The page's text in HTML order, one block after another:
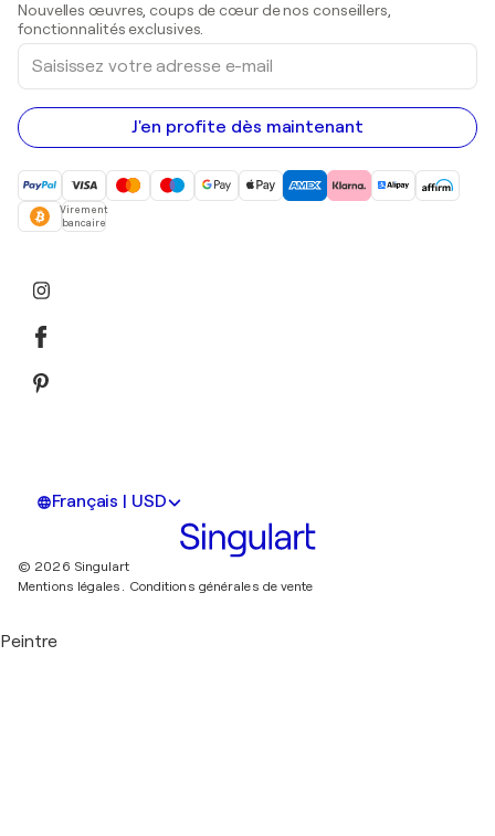
Peintures acryliques
Nouvelles œuvres, coups de cœur de nos conseillers,
fonctionnalités exclusives.
Saisissez
votre
adresse
e-
mail
J'en profite dès maintenant
Virement
bancaire
Français | USD
© 2026 Singulart
Mentions légales. Conditions générales de vente
Peintre